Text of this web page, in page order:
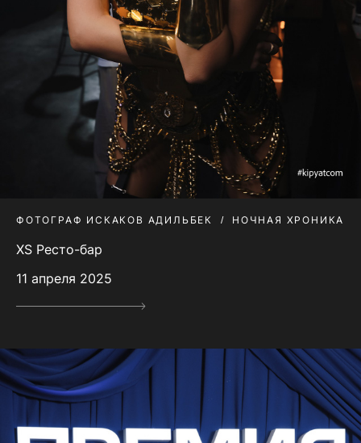
ФОТОГРАФ ИСКАКОВ АДИЛЬБЕК НОЧНАЯ ХРОНИКА
XS Ресто-бар
11 апреля 2025